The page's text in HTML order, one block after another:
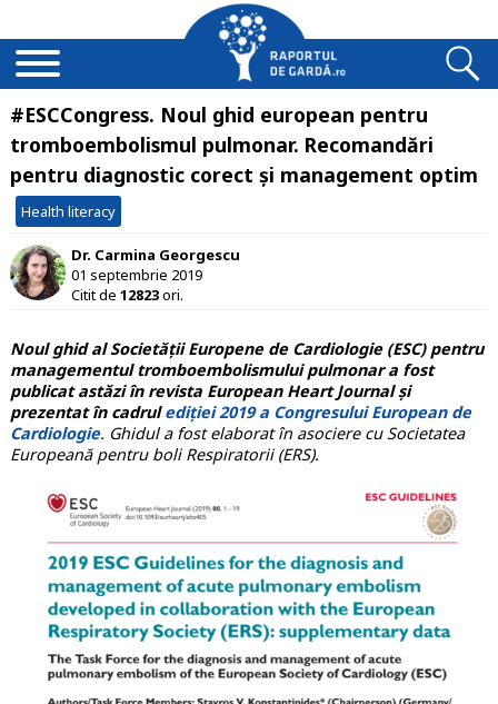
#ESCCongress. Noul ghid european pentru
tromboembolismul pulmonar. Recomandări
pentru diagnostic corect și management optim
Health literacy
Dr. Carmina Georgescu
01 septembrie 2019
Citit de 12823ori.
Noul ghid al Societății Europene de Cardiologie (ESC) pentru
managementul tromboembolismului pulmonar a fost
publicat astăzi în revista European Heart Journal și
prezentat în cadrulediției 2019 a Congresului European de
Cardiologie. Ghidul a fost elaborat în asociere cu Societatea
Europeană pentru boli Respiratorii (ERS).